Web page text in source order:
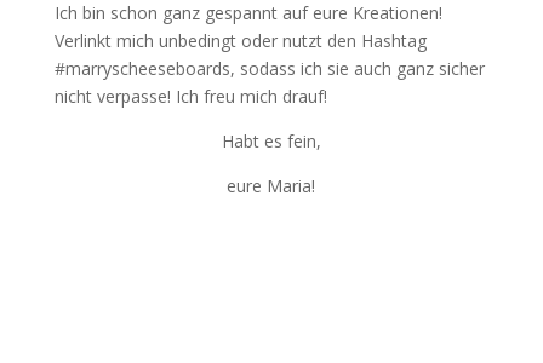
Ich bin schon ganz gespannt auf eure Kreationen!
Verlinkt mich unbedingt oder nutzt den Hashtag
#marryscheeseboards, sodass ich sie auch ganz sicher
nicht verpasse! Ich freu mich drauf!
Habt es fein,
eure Maria!